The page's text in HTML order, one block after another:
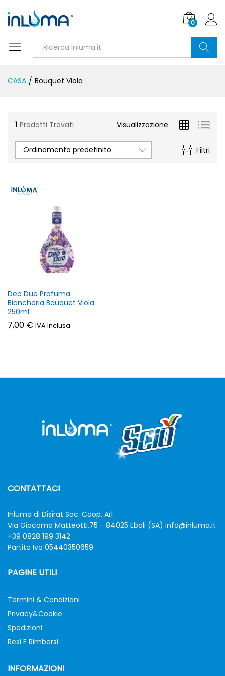
0
CASA / Bouquet Viola
1 Prodotti Trovati Visualizzazione
Filtri
Ordinamento predefinito
Deo Due Profuma
Biancheria Bouquet Viola
250ml
7,00 € IVA Inclusa
CONTATTACI
Inluma di Disirat Soc. Coop. Arl
Via Giacomo Matteotti,75 - 84025 Eboli (SA) info@inluma.it
+39 0828 199 3142
Partita Iva 05440350659
PAGINE UTILI
Termini & Condizioni
Privacy&Cookie
Spedizioni
Resi E Rimborsi
INFORMAZIONI